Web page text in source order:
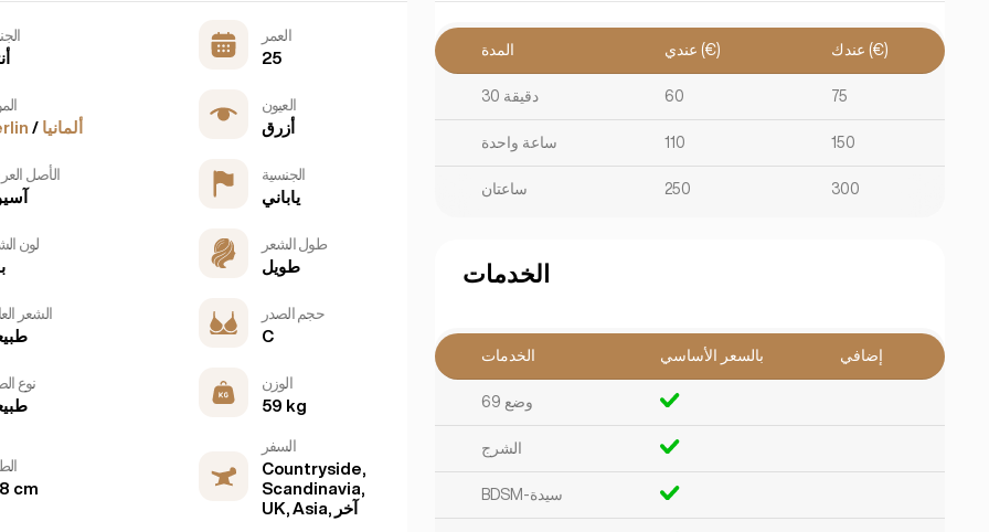
العمر
25
/ ألمانيا
العيون
أزرق
الأصل الجنسية
ياباني
لون طول الشعر
طويل
الشعر حجم الصدر
C
نوع الوزن
59 kg
cm
السفر
Countryside,
Scandinavia,
UK, Asia, آخر
المدة عندي (€) عندك (€)
30 دقيقة 60 75
ساعة واحدة 110 150
ساعتان 250 300
الخدمات
الخدمات بالسعر الأساسي إضافي
وضع 69
الشرج
BDSM-سيدة